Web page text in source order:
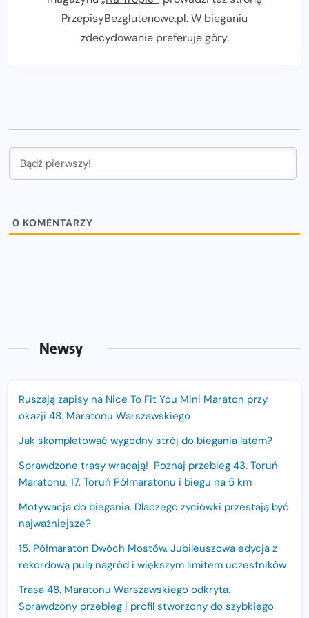
PrzepisyBezglutenowe.pl. W bieganiu
zdecydowanie preferuje góry.
0 KOMENTARZY
Newsy
Ruszają zapisy na Nice To Fit You Mini Maraton przy
okazji 48. Maratonu Warszawskiego
Jak skompletować wygodny strój do biegania latem?
Sprawdzone trasy wracają! Poznaj przebieg 43. Toruń
Maratonu, 17. Toruń Półmaratonu i biegu na 5 km
Motywacja do biegania. Dlaczego życiówki przestają być
najważniejsze?
15. Półmaraton Dwóch Mostów. Jubileuszowa edycja z
rekordową pulą nagród i większym limitem uczestników
Trasa 48. Maratonu Warszawskiego odkryta.
Sprawdzony przebieg i profil stworzony do szybkiego